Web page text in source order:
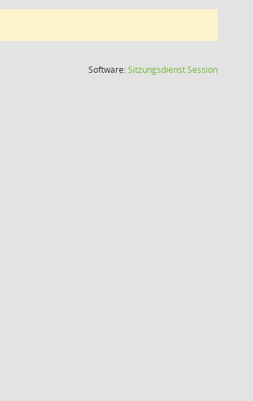
Software:SitzungsdienstSession(Wird in